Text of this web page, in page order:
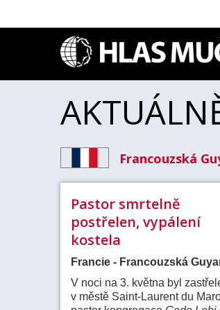
Francouzská
Pastor smrtelně
postřelen, vypálení
kostela
Francie - Francouzská
V noci na 3. května byl
v městě Saint-Laurent du